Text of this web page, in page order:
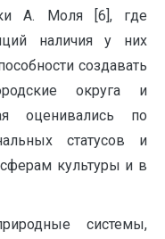
А. Моля [6], где
наличия у них
создавать
округа и
оценивались по
статусов и
культуры и в
системы,